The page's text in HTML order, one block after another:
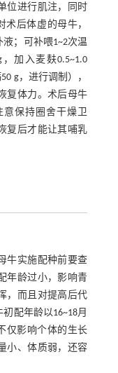
位进行肌注，同时
术后体虚的母牛，
；可补喂1~2次温
加入麦麸0.5~1.0
g，进行调制），
复体力。术后母牛
意保持圈舍干燥卫
复后才能让其哺乳
牛实施配种前要查
年龄过小，影响青
，而且对提高后代
配年龄以16~18月
仅影响个体的生长
小、体质弱，还容